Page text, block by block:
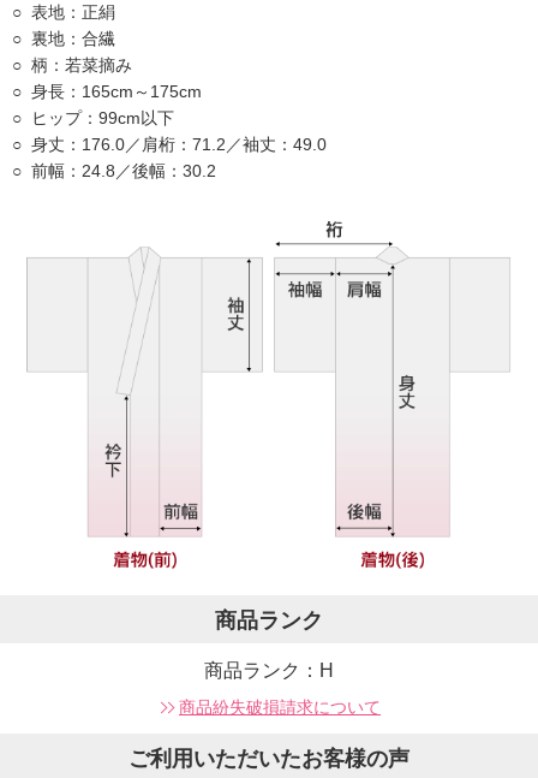
表地：正絹
裏地：合繊
柄：若菜摘み
身長：165cm～175cm
ヒップ：99cm以下
身丈：176.0／肩桁：71.2／袖丈：49.0
前幅：24.8／後幅：30.2
商品ランク
商品ランク：H
商品紛失破損請求について
ご利用いただいたお客様の声